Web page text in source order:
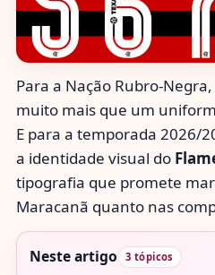
Para a Nação Rubro-
muito mais que um
E para a temporada 2026/
a identidade visual do
tipografia que promete
Maracanã quanto nas
Neste artigo 3 tópicos